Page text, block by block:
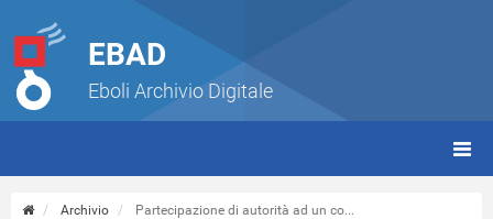
EBAD
Eboli Archivio Digitale
Archivio Partecipazione di autorità ad un co...